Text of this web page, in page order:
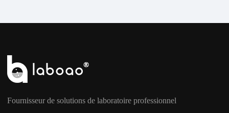
Fournisseur de solutions de laboratoire professionnel